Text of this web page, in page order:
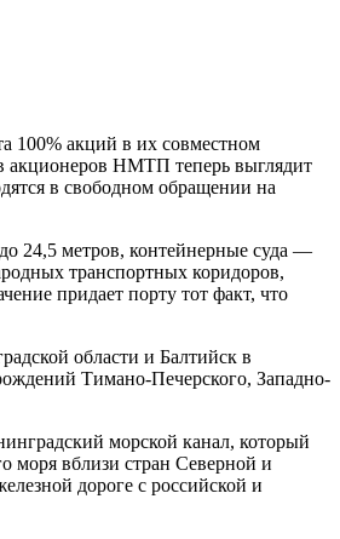
100% акций в их совместном
акционеров НМТП теперь выглядит
в свободном обращении на
24,5 метров, контейнерные суда —
транспортных коридоров,
придает порту тот факт, что
области и Балтийск в
Тимано-Печерского, Западно-
морской канал, который
моря вблизи стран Северной и
дороге с российской и